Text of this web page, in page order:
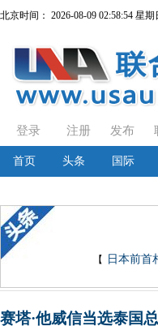
北京时间： 2026-08-09 02:58:55 星期
登录 注册 发布
首页 头条 国际
【 日本前首
赛塔·他威信当选泰国